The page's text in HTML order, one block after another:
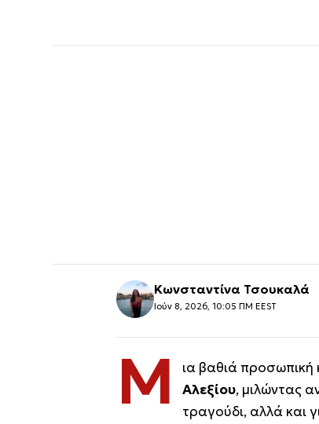
Κωνσταντίνα Τσουκαλά
Ιούν 8, 2026, 10:05 ΠΜ EEST
Μ ια βαθιά προσωπική
Αλεξίου, μιλώντας
τραγούδι, αλλά και